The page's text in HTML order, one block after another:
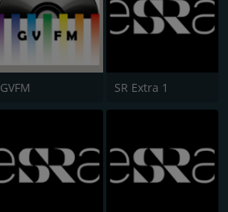
GVFM SR Extra 1